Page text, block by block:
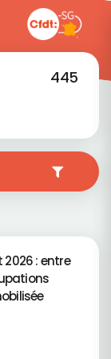
445
2026 : entre